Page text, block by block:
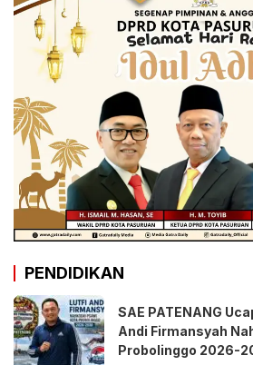
PENDIDIKAN
SAE PATENANG
Andi Firmansyah
Probolinggo 2026-